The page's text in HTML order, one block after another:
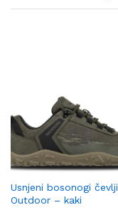
Usnjeni bosonogi čevlji
Outdoor – kaki